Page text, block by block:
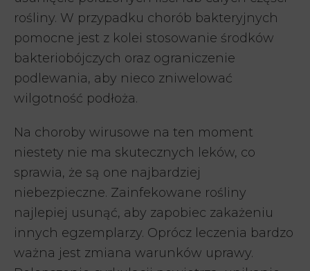
rośliny. W przypadku chorób bakteryjnych
pomocne jest z kolei stosowanie środków
bakteriobójczych oraz ograniczenie
podlewania, aby nieco zniwelować
wilgotność podłoża.
Na choroby wirusowe na ten moment
niestety nie ma skutecznych leków, co
sprawia, że są one najbardziej
niebezpieczne. Zainfekowane rośliny
najlepiej usunąć, aby zapobiec zakażeniu
innych egzemplarzy. Oprócz leczenia bardzo
ważna jest zmiana warunków uprawy.